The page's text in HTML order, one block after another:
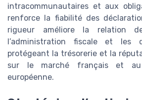
intracommunautaires et aux
renforce la fiabilité des
rigueur améliore la relation
l’administration fiscale et les
protégeant la trésorerie et la
sur le marché français et au
européenne.